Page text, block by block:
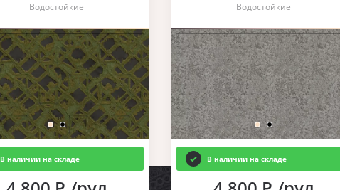
Водостойкие
В наличии на складе
Водостойкие
В наличии на складе